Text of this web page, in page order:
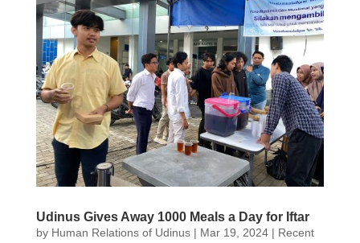
Udinus Gives Away 1000 Meals a Day for Iftar
by Human Relations of Udinus| Mar 19, 2024| Recent